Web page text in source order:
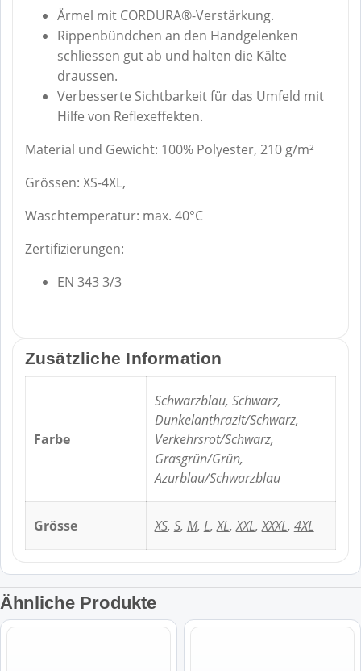
Ärmel mit CORDURA®-Verstärkung.
Rippenbündchen an den Handgelenken
schliessen gut ab und halten die Kälte
draussen.
Verbesserte Sichtbarkeit für das Umfeld mit
Hilfe von Reflexeffekten.
Material und Gewicht: 100% Polyester, 210 g/m²
Grössen: XS-4XL,
Waschtemperatur: max. 40°C
Zertifizierungen:
EN 343 3/3
Zusätzliche Information
Farbe
Schwarzblau, Schwarz,
Dunkelanthrazit/Schwarz,
Verkehrsrot/Schwarz,
Grasgrün/Grün,
Azurblau/Schwarzblau
Grösse XS, S, M, L,XL,XXL,XXXL, 4XL
Ähnliche Produkte